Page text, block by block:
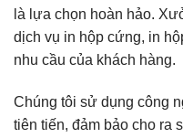
là lựa chọn hoàn hảo.
dịch vụ in hộp cứng, in
nhu cầu của khách hàng.
Chúng tôi sử dụng công
tiên tiến, đảm bảo cho ra